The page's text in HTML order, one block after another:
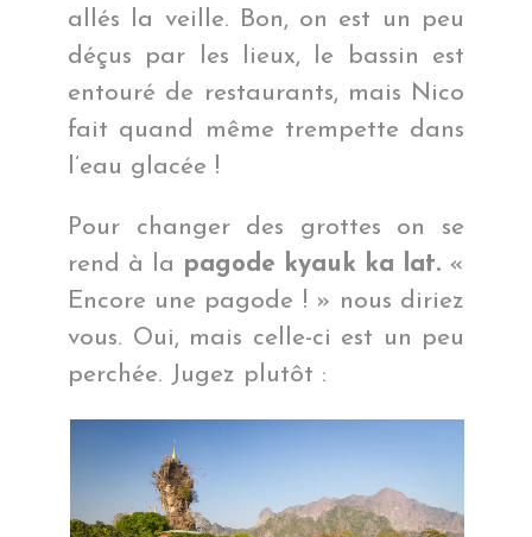
allés la veille. Bon, on est un peu
déçus par les lieux, le bassin est
entouré de restaurants, mais Nico
fait quand même trempette dans
l’eau glacée !
Pour changer des grottes on se
rend à la pagode kyauk ka lat. «
Encore une pagode ! » nous diriez
vous. Oui, mais celle-ci est un peu
perchée. Jugez plutôt :